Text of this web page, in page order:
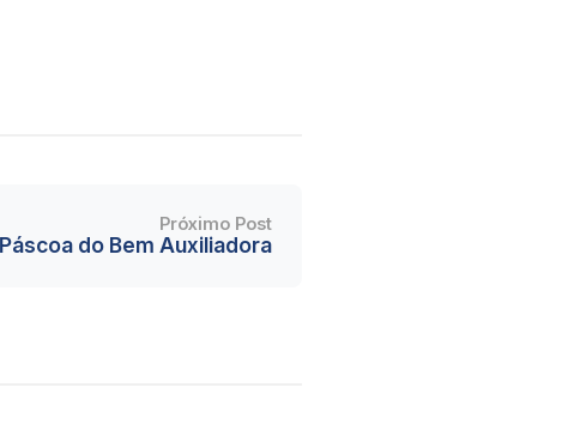
Próximo Post
Páscoa do Bem Auxiliadora